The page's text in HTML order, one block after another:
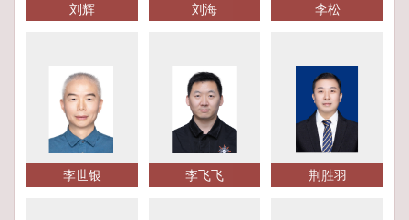
刘辉 刘海 李松
李世银 李飞飞 荆胜羽